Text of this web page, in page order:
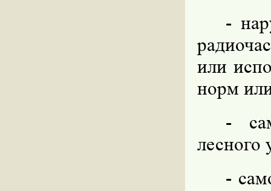
-
или
норм
-
лесного
-